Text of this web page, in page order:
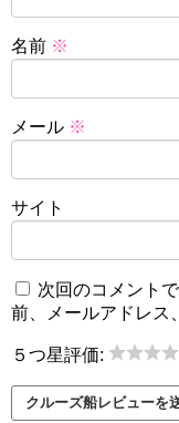
名前 ※
メール ※
サイト
次回のコメント
前、メールアドレス
５つ星評価: